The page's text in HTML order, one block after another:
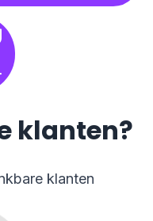
klanten?
klanten